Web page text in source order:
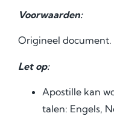
Voorwaarden:
Origineel document.
Let op:
Apostille kan
talen: Engels,